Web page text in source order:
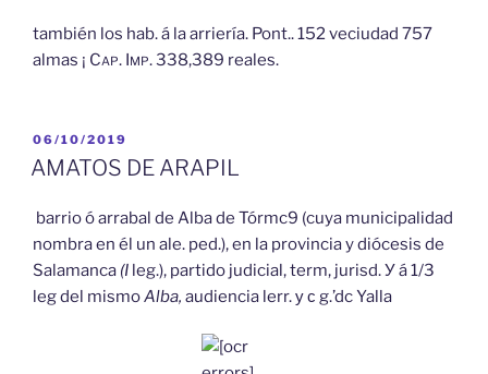
también los hab. á la arriería. Pont.. 152 veciudad 757
almas ¡ Cap. Imp.338,389 reales.
PUBLICADO
EL
06/10/2019
AMATOS DE ARAPIL
barrio ó arrabal de Alba de Tórmc9 (cuya municipalidad
nombra en él un ale. ped.), en la provincia y diócesis de
Salamanca (I leg.), partido judicial, term, jurisd. У á 1/3
leg del mismoAlba, audiencia lerr. у с g.’dc Yalla